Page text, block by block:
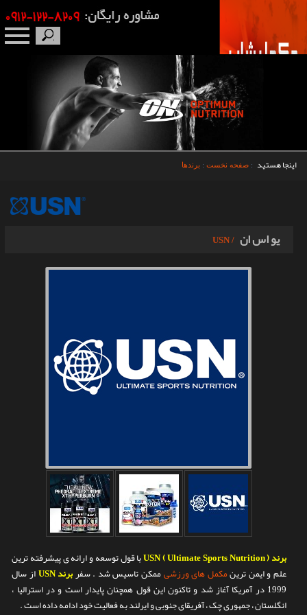
اینجا هستید : صفحه نخست : برندها
یو اس ان / USN
برند ( USN ( Ultimate Sports Nutrition
با قول توسعه و ارائه ی پیشرفته ترین
علم و ایمن ترینمکمل های ورزشیممکن تاسیس شد . سفربرند USN
از سال
1999 در آمریکا آغاز شد و تاکنون این قول همچنان پایدار است و در استرالیا ،
انگلستان ، جمهوری چک ، آفریقای جنوبی و ایرلند به فعالیت خود ادامه داده است .